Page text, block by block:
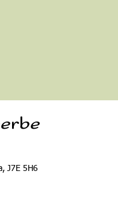
J7E 5H6